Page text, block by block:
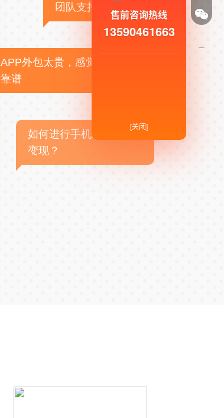
团队支持
APP外包太贵，感觉不
靠谱
如何进行手机APP商业
变现？
售前咨询热线
13590461663
[关闭]